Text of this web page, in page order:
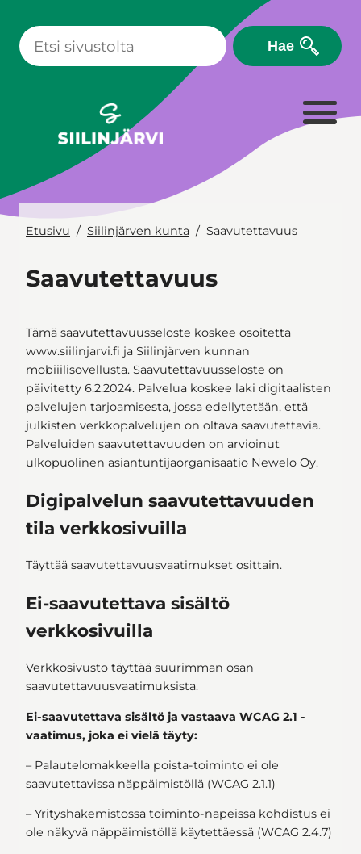
sisältöön
Hae
Etusivu Siilinjärven kunta Saavutettavuus
Saavutettavuus
Tämä saavutettavuusseloste koskee osoitetta
www.siilinjarvi.fi ja Siilinjärven kunnan
mobiiilisovellusta. Saavutettavuusseloste on
päivitetty 6.2.2024. Palvelua koskee laki digitaalisten
palvelujen tarjoamisesta, jossa edellytetään, että
julkisten verkkopalvelujen on oltava saavutettavia.
Palveluiden saavutettavuuden on arvioinut
ulkopuolinen asiantuntijaorganisaatio Newelo Oy.
Digipalvelun saavutettavuuden
tila verkkosivuilla
Täyttää saavutettavuusvaatimukset osittain.
Ei-saavutettava sisältö
verkkosivuilla
Verkkosivusto täyttää suurimman osan
saavutettavuusvaatimuksista.
Ei-saavutettava sisältö ja vastaava WCAG 2.1 -
vaatimus, joka ei vielä täyty:
– Palautelomakkeella poista-toiminto ei ole
saavutettavissa näppäimistöllä (WCAG 2.1.1)
– Yrityshakemistossa toiminto-napeissa kohdistus ei
ole näkyvä näppäimistöllä käytettäessä (WCAG 2.4.7)